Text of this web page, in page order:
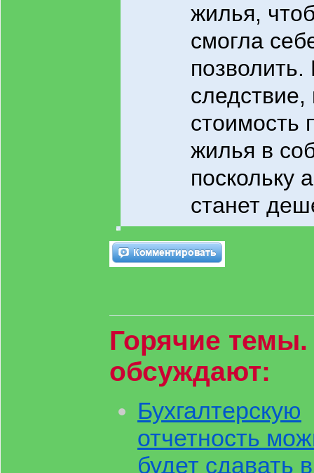
жилья,
смогла
позволить.
следствие,
стоимость
жилья в
поскольку
станет
Горячие темы.
обсуждают:
Бухгалтерскую
отчетность
будет сдавать